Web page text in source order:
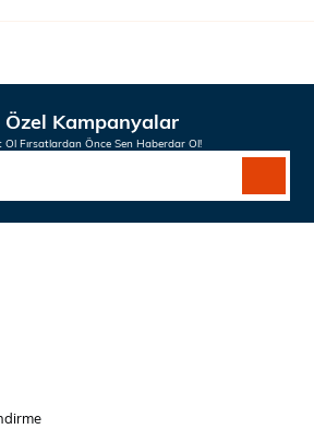
Özel Kampanyalar
Ol Fırsatlardan Önce Sen Haberdar Ol!